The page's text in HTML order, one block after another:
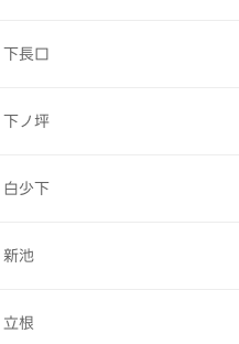
下長口
下ノ坪
白少下
新池
立根